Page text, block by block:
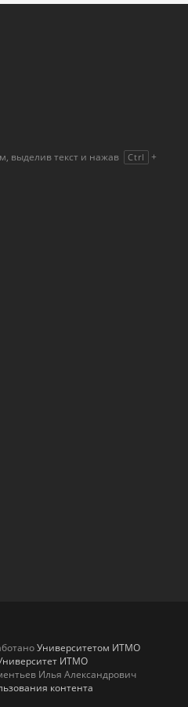
выделив текст и нажав Ctrl +
Университетом ИТМО
ИТМО
Илья Александрович
контента